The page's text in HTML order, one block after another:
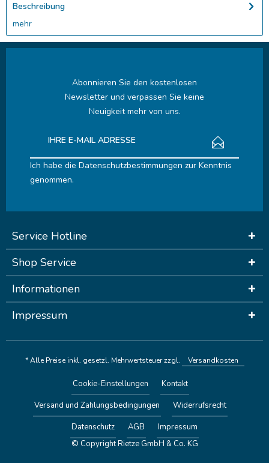
Beschreibung
mehr
Abonnieren Sie den kostenlosen
Newsletter und verpassen Sie keine
Neuigkeit mehr von uns.
Ich habe die Datenschutzbestimmungen zur Kenntnis
genommen.
Service Hotline
Shop Service
Informationen
Impressum
* Alle Preise inkl. gesetzl. Mehrwertsteuer zzgl. Versandkosten
Cookie-Einstellungen
Kontakt
Versand und Zahlungsbedingungen
Widerrufsrecht
Datenschutz
AGB
Impressum
© Copyright Rietze GmbH & Co. KG